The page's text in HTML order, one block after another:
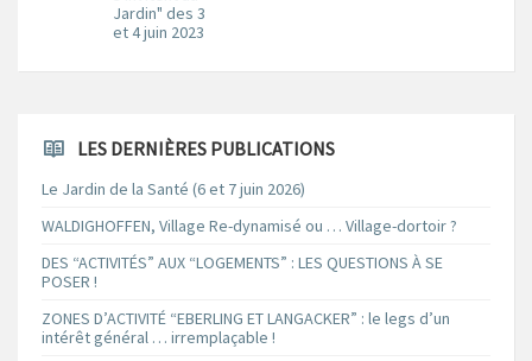
Jardin" des 3
et 4 juin 2023
LES DERNIÈRES PUBLICATIONS
Le Jardin de la Santé (6 et 7 juin 2026)
WALDIGHOFFEN, Village Re-dynamisé ou … Village-dortoir ?
DES “ACTIVITÉS” AUX “LOGEMENTS” : LES QUESTIONS À SE
POSER !
ZONES D’ACTIVITÉ “EBERLING ET LANGACKER” : le legs d’un
intérêt général … irremplaçable !